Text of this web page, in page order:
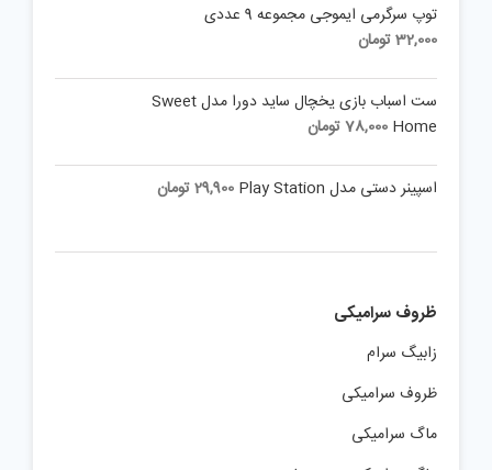
توپ سرگرمی ایموجی مجموعه 9 عددی
32,000تومان
ست اسباب بازی یخچال ساید دورا مدل Sweet
Home
78,000تومان
اسپینر دستی مدل Play Station 29,900تومان
ظروف سرامیکی
زابیگ سرام
ظروف سرامیکی
ماگ سرامیکی